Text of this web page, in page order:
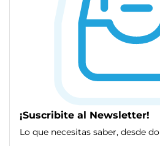
¡Suscribite al Newsletter!
Lo que necesitas saber, desde